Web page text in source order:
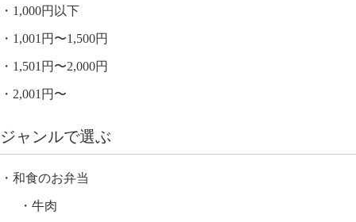
1,000円以下
1,001円〜1,500円
1,501円〜2,000円
2,001円〜
ジャンルで選ぶ
和食のお弁当
牛肉